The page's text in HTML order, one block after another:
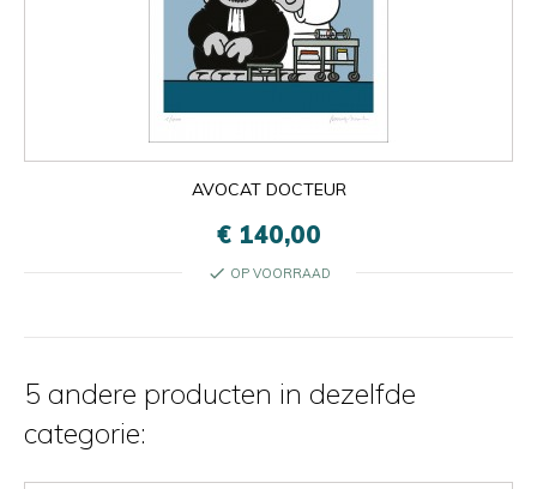
AVOCAT DOCTEUR
€ 140,00
check OP VOORRAAD
5 andere producten in dezelfde
categorie: